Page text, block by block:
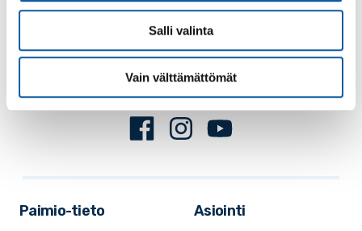
Salli valinta
Vain välttämättömät
Vaihde: (02) 474 511
Sähköposti:paimio.kaupunki@paimio.fi
FacebookInstagram
Paimio-tieto Asiointi